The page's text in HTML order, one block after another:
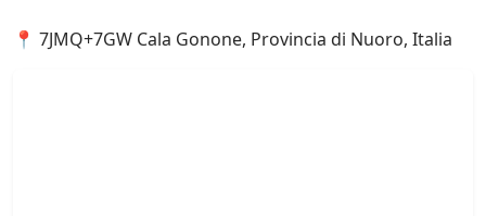
📍 7JMQ+7GW Cala Gonone, Provincia di Nuoro, Italia